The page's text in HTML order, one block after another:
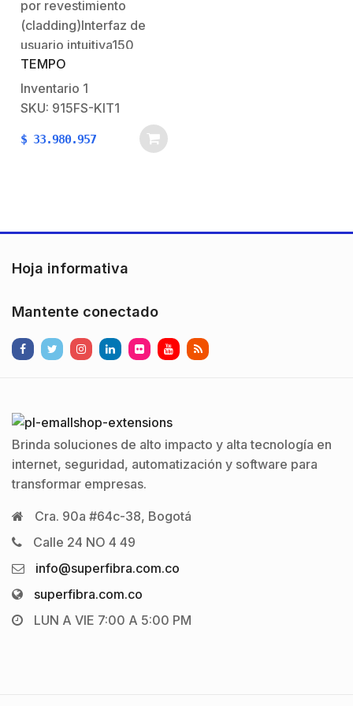
Motores
por revestimiento
(cladding)Interfaz de
usuario intuitiva150
empalmes con una
carga de batería,
incluido el ciclo de
protector de empalmes
ingreso IP52Excelente
para redes FTTX para
TEMPO
Inventario 1
SKU: 915FS-KIT1
$ 33.980.957
Hoja informativa
Mantente conectado
Brinda soluciones de alto impacto y alta tecnología en
internet, seguridad, automatización y software para
transformar empresas.
Cra. 90a #64c-38, Bogotá
Calle 24 NO 4 49
info@superfibra.com.co
superfibra.com.co
LUN A VIE 7:00 A 5:00 PM